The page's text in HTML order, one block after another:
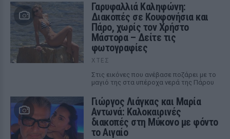
Γαρυφαλλιά Καληφώνη:
Διακοπές σε Κουφονήσια και
Πάρο, χωρίς τον Χρήστο
Μάστορα – Δείτε τις
φωτογραφίες
ΧΤΕΣ
Στις εικόνες που ανέβασε ποζάρει με το
μαγιό της στα υπέροχα νερά της Πάρου
Γιώργος Λιάγκας και Μαρία
Αντωνά: Καλοκαιρινές
διακοπές στη Μύκονο με φόντο
το Αιγαίο